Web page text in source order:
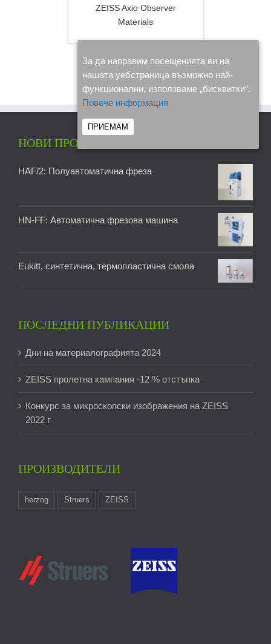
DETAILS
ZEISS Axio Observer
Materials
НОВИ ПРОДУКТИ
HAF/2: Полуавтоматична фреза
HN-FF: Автоматична фрезова машина
Eukitt, синтетична, термопластична смола
ПОСЛЕДНИ ПУБЛИКАЦИИ
Дни на материалографията 2024
ZEISS пролетна кампания -12 % отстъпка
Конкурс за микроскопски изображения на ZEISS
2022 г
ПРОИЗВОДИТЕЛИ
herzog Struers ZEISS
За да направим посещенията ви на
нашата уебстраница възможно най-
функционални, използваме „бисквитки“.
Повече информация
ПРИЕМАМ